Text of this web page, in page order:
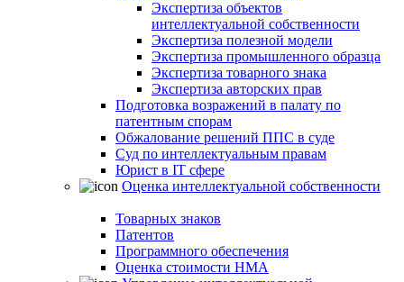
Экспертиза объектов
интеллектуальной собственности
Экспертиза полезной модели
Экспертиза промышленного образца
Экспертиза товарного знака
Экспертиза авторских прав
Подготовка возражений в палату по
патентным спорам
Обжалование решений ППС в суде
Суд по интеллектуальным правам
Юрист в IT сфере
Оценка интеллектуальной собственности
Товарных знаков
Патентов
Программного обеспечения
Оценка стоимости НМА